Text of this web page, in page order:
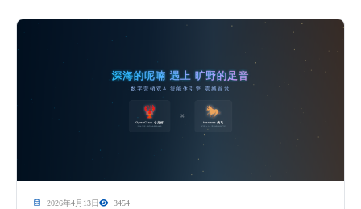
2026年4月13日 3454